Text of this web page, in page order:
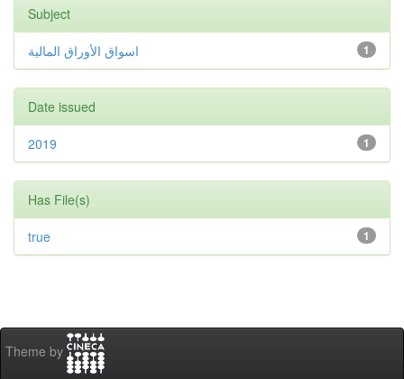
Subject
1 اسواق الأوراق المالية
Date issued
1
2019
Has File(s)
1
true
Theme by